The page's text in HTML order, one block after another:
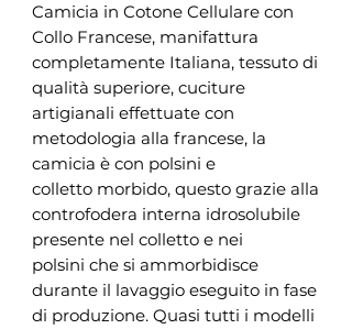
Camicia in Cotone Cellulare con
Collo Francese, manifattura
completamente Italiana, tessuto di
qualità superiore, cuciture
artigianali effettuate con
metodologia alla francese, la
camicia è con polsini e
colletto morbido, questo grazie alla
controfodera interna idrosolubile
presente nel colletto e nei
polsini che si ammorbidisce
durante il lavaggio eseguito in fase
di produzione. Quasi tutti i modelli